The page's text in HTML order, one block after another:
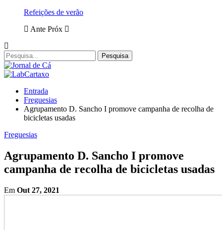
Refeições de verão
Ante Próx
Entrada
Freguesias
Agrupamento D. Sancho I promove campanha de recolha de
bicicletas usadas
Freguesias
Agrupamento D. Sancho I promove
campanha de recolha de bicicletas usadas
Em Out 27, 2021